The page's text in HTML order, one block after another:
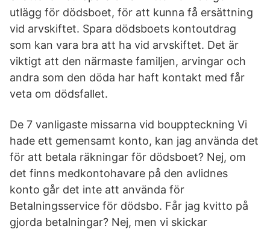
utlägg för dödsboet, för att kunna få ersättning
vid arvskiftet. Spara dödsboets kontoutdrag
som kan vara bra att ha vid arvskiftet. Det är
viktigt att den närmaste familjen, arvingar och
andra som den döda har haft kontakt med får
veta om dödsfallet.
De 7 vanligaste missarna vid bouppteckning Vi
hade ett gemensamt konto, kan jag använda det
för att betala räkningar för dödsboet? Nej, om
det finns medkontohavare på den avlidnes
konto går det inte att använda för
Betalningsservice för dödsbo. Får jag kvitto på
gjorda betalningar? Nej, men vi skickar